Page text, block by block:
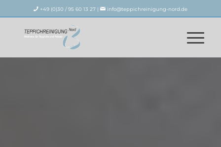
+49 (0)30 / 95 60 13 27 | info@teppichreinigung-nord.de